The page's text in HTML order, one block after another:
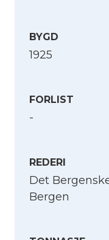
BYGD
1925
FORLIST
-
REDERI
Det
Bergen